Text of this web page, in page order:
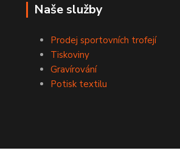
Naše služby
Prodej sportovních trofejí
Tiskoviny
Gravírování
Potisk textilu